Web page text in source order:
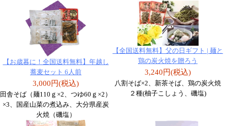
【お歳暮に！全国送料無料】年越し
蕎麦セット 6人前
3,000円(税込)
田舎そば（麺110ｇ×2、つゆ60ｇ×2）
×3、国産山菜の煮込み、大分県産炭
火焼（磯塩）
【全国送料無料】父の日ギフト | 麺と
鶏の炭火焼を贈ろう
3,240円(税込)
八割そば×2、新茶そば、鶏の炭火焼
２種(柚子こしょう、磯塩)